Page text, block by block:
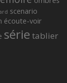
scenario
écoute-voir
série tablier